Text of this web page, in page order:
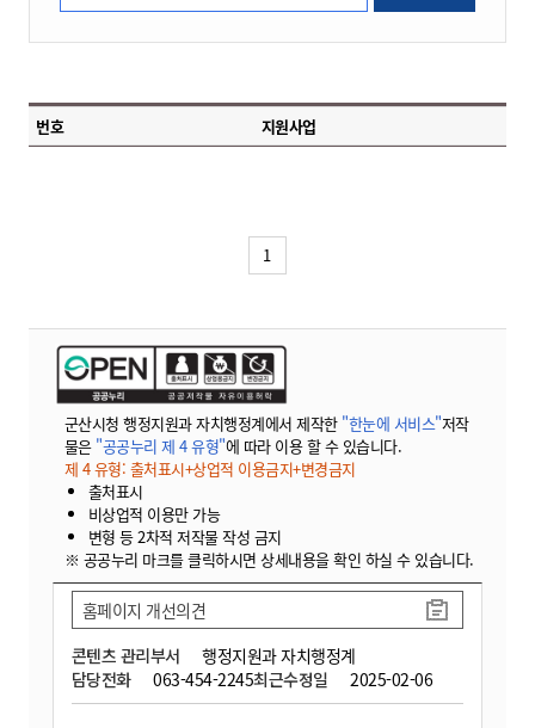
번호 지원사업
1
군산시청 행정지원과 자치행정계에서 제작한 "한눈에 서비스"저작
물은 "공공누리 제 4 유형"에 따라 이용 할 수 있습니다.
제 4 유형: 출처표시+상업적 이용금지+변경금지
출처표시
비상업적 이용만 가능
변형 등 2차적 저작물 작성 금지
※ 공공누리 마크를 클릭하시면 상세내용을 확인 하실 수 있습니다.
콘텐츠 관리부서
행정지원과 자치행정계
담당전화
063-454-2245최근수정일 2025-02-06
홈페이지 개선의견